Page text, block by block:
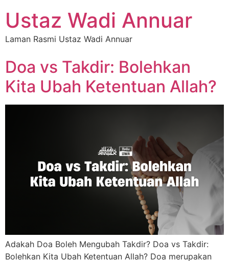
Ustaz Wadi Annuar
Laman Rasmi Ustaz Wadi Annuar
Doa vs Takdir: Bolehkan
Kita Ubah Ketentuan Allah?
Adakah Doa Boleh Mengubah Takdir? Doa vs Takdir:
Bolehkan Kita Ubah Ketentuan Allah? Doa merupakan